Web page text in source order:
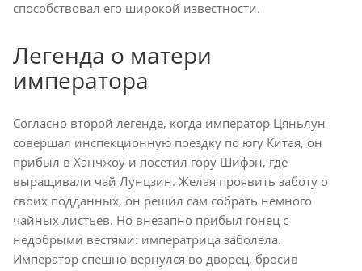
способствовал его широкой известности.
Легенда о матери
императора
Согласно второй легенде, когда император Цяньлун
совершал инспекционную поездку по югу Китая, он
прибыл в Ханчжоу и посетил гору Шифэн, где
выращивали чай Лунцзин. Желая проявить заботу о
своих подданных, он решил сам собрать немного
чайных листьев. Но внезапно прибыл гонец с
недобрыми вестями: императрица заболела.
Император спешно вернулся во дворец, бросив